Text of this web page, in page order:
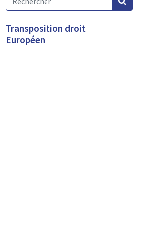
Transposition droit
Européen